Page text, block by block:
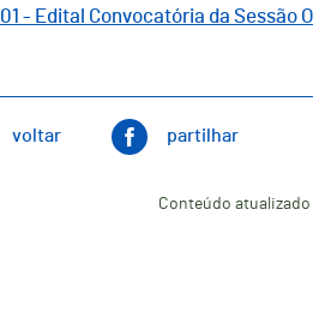
01 - Edital Convocatória da Sessão
voltar partilhar
Conteúdo atualizado